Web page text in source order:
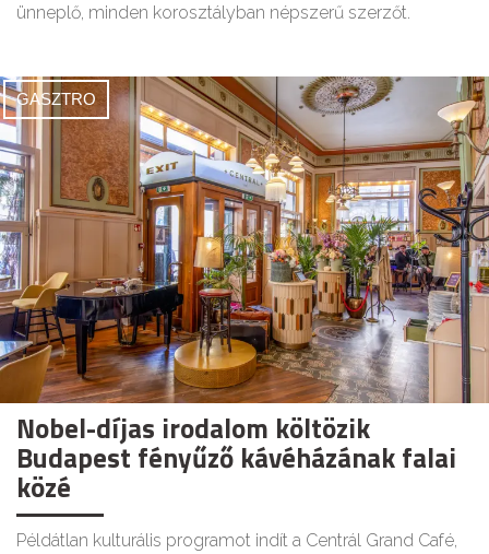
ünneplő, minden korosztályban népszerű szerzőt.
GASZTRO
Nobel-díjas irodalom költözik
Budapest fényűző kávéházának falai
közé
Példátlan kulturális programot indít a Centrál Grand Café,